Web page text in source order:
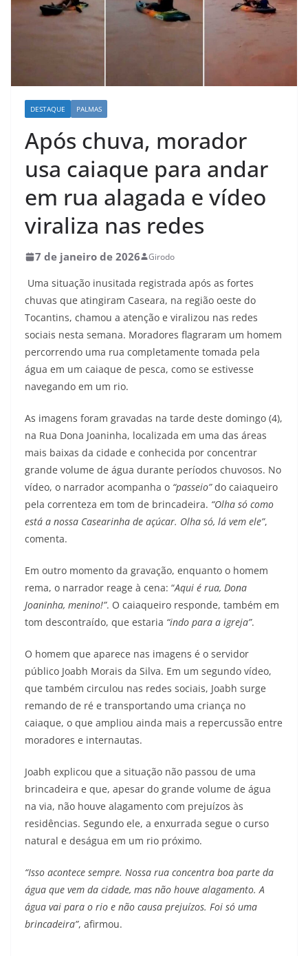
DESTAQUE PALMAS
Após chuva, morador
usa caiaque para andar
em rua alagada e vídeo
viraliza nas redes
7 de janeiro de 2026 Girodo
Uma situação inusitada registrada após as fortes
chuvas que atingiram Caseara, na região oeste do
Tocantins, chamou a atenção e viralizou nas redes
sociais nesta semana. Moradores flagraram um homem
percorrendo uma rua completamente tomada pela
água em um caiaque de pesca, como se estivesse
navegando em um rio.
As imagens foram gravadas na tarde deste domingo (4),
na Rua Dona Joaninha, localizada em uma das áreas
mais baixas da cidade e conhecida por concentrar
grande volume de água durante períodos chuvosos. No
vídeo, o narrador acompanha o “passeio”do caiaqueiro
pela correnteza em tom de brincadeira. “Olha só como
está a nossa Casearinha de açúcar. Olha só, lá vem ele”,
comenta.
Em outro momento da gravação, enquanto o homem
rema, o narrador reage à cena: “Aqui é rua, Dona
Joaninha, menino!”. O caiaqueiro responde, também em
tom descontraído, que estaria “indo para a igreja”.
O homem que aparece nas imagens é o servidor
público Joabh Morais da Silva. Em um segundo vídeo,
que também circulou nas redes sociais, Joabh surge
remando de ré e transportando uma criança no
caiaque, o que ampliou ainda mais a repercussão entre
moradores e internautas.
Joabh explicou que a situação não passou de uma
brincadeira e que, apesar do grande volume de água
na via, não houve alagamento com prejuízos às
residências. Segundo ele, a enxurrada segue o curso
natural e deságua em um rio próximo.
“Isso acontece sempre. Nossa rua concentra boa parte da
água que vem da cidade, mas não houve alagamento. A
água vai para o rio e não causa prejuízos. Foi só uma
brincadeira”, afirmou.